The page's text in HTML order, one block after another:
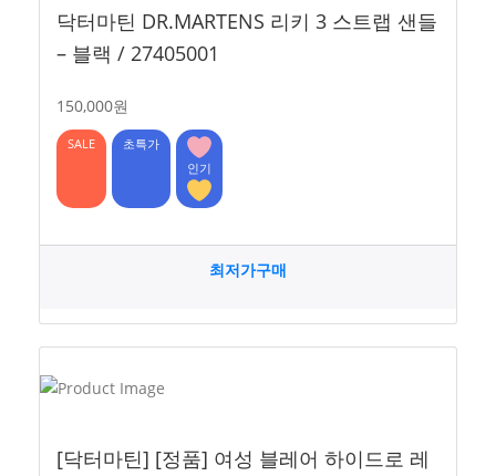
닥터마틴 DR.MARTENS 리키 3 스트랩 샌들
– 블랙 / 27405001
150,000원
SALE
초특가
인기
최저가구매
[닥터마틴] [정품] 여성 블레어 하이드로 레